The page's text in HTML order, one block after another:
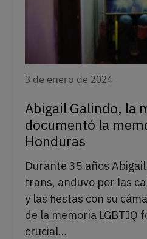
3 de enero de 2024
Abigail Galindo, la
documentó la
Honduras
Durante 35 años
trans, anduvo por las
y las fiestas con su
de la memoria LGBTIQ
crucial…